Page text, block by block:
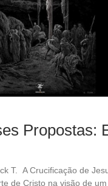
Propostas:
T. A Crucificação de
de Cristo na visão de